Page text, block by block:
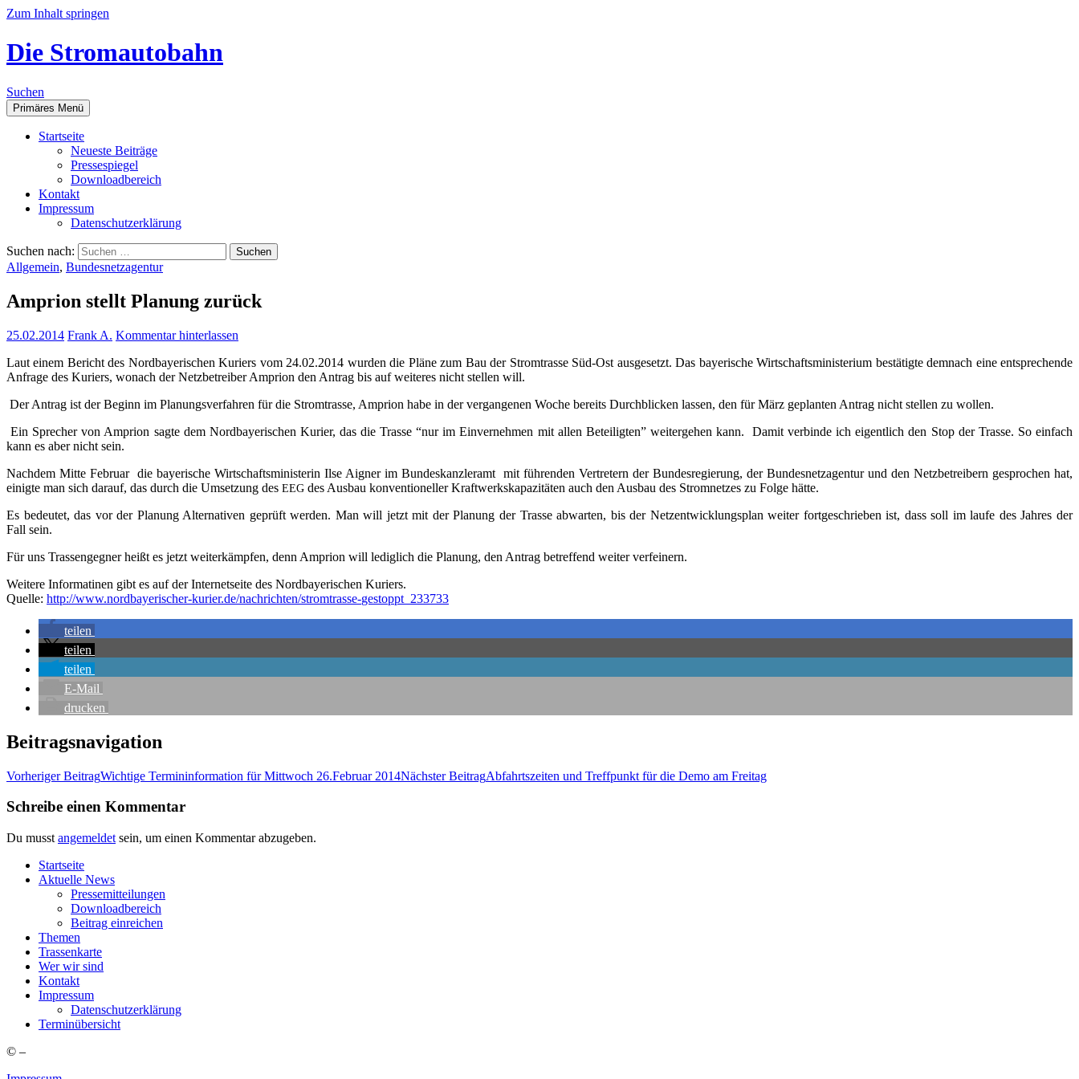
Zum Inhalt springen
Die Stromautobahn
Suchen
Primäres Menü
Start­sei­te
Neu­es­te Beiträge
Pres­se­spie­gel
Down­load­be­reich
Kon­takt
Impres­sum
Daten­schutz­er­klä­rung
Suchen nach:
Allgemein, Bundesnetzagentur
Ampri­on stellt Pla­nung zurück
25.02.2014 Frank A. Kommentar hinterlassen
Laut einem Bericht des Nord­baye­ri­schen Kuriers vom 24.02.2014 wur­den die Plä­ne zum Bau der Strom­tras­se Süd-Ost aus­ge­setzt. Das baye­ri­sche Wirt­schafts­mi­nis­te­ri­um bestä­tig­te dem­nach eine ent­spre­chen­de
Anfra­ge des Kuriers, wonach der Netz­be­trei­ber Ampri­on den Antrag bis auf wei­te­res nicht stel­len will.
Der Antrag ist der Beginn im Pla­nungs­ver­fah­ren für die Strom­tras­se, Ampri­on habe in der ver­gan­ge­nen Woche bereits Durch­bli­cken las­sen, den für März geplan­ten Antrag nicht stel­len zu wollen.
Ein Spre­cher von Ampri­on sag­te dem Nord­baye­ri­schen Kurier, das die Tras­se “nur im Ein­ver­neh­men mit allen Betei­lig­ten” wei­ter­ge­hen kann. Damit ver­bin­de ich eigent­lich den Stop der Tras­se. So ein­fach
kann es aber nicht sein.
Nach­dem Mit­te Febru­ar die baye­ri­sche Wirt­schafts­mi­nis­te­rin Ilse Aigner im Bun­des­kanz­ler­amt mit füh­ren­den Ver­tre­tern der Bun­des­re­gie­rung, der Bun­des­netz­agen­tur und den Netz­be­trei­bern gespro­chen hat,
einig­te man sich dar­auf, das durch die Umset­zung des EEG des Aus­bau kon­ven­tio­nel­ler Kraft­werks­ka­pa­zi­tä­ten auch den Aus­bau des Strom­net­zes zu Fol­ge hätte.
Es bedeu­tet, das vor der Pla­nung Alter­na­ti­ven geprüft wer­den. Man will jetzt mit der Pla­nung der Tras­se abwar­ten, bis der Netz­ent­wick­lungs­plan wei­ter fort­ge­schrie­ben ist, dass soll im lau­fe des Jah­res der
Fall sein.
Für uns Tras­sen­geg­ner heißt es jetzt wei­ter­kämp­fen, denn Ampri­on will ledig­lich die Pla­nung, den Antrag betref­fend wei­ter verfeinern.
Wei­te­re Infor­ma­ti­nen gibt es auf der Inter­net­sei­te des Nord­baye­ri­schen Kuriers.
Quel­le: http://www.nordbayerischer-kurier.de/nach­rich­ten/strom­tras­se-gestoppt_233733
tei­len
tei­len
tei­len
E‑Mail
dru­cken
Beitragsnavigation
Vorheriger BeitragWich­ti­ge Ter­min­in­for­ma­ti­on für Mitt­woch 26.Februar 2014Nächster BeitragAbfahrts­zei­ten und Treff­punkt für die Demo am Freitag
Schreibe einen Kommentar
Du musst angemeldet sein, um einen Kommentar abzugeben.
Start­sei­te
Aktu­el­le News
Pres­se­mit­tei­lun­gen
Down­load­be­reich
Bei­trag einreichen
The­men
Tras­sen­kar­te
Wer wir sind
Kon­takt
Impres­sum
Daten­schutz­er­klä­rung
Ter­min­über­sicht
© –